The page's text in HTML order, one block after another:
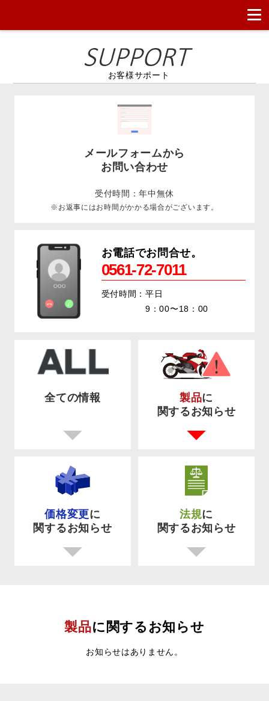
お客様サポート
メールフォームから
お問い合わせ
受付時間：年中無休
※お返事にはお時間がかかる場合がございます。
お電話でお問合せ。
0561-72-7011
受付時間：平日
9：00〜18：00
全ての情報 製品に
関するお知らせ
価格変更に
関するお知らせ
法規に
関するお知らせ
製品に関するお知らせ
お知らせはありません。